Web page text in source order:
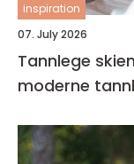
inspiration
07. July 2026
Tannlege skien slik finner du trygg og
moderne